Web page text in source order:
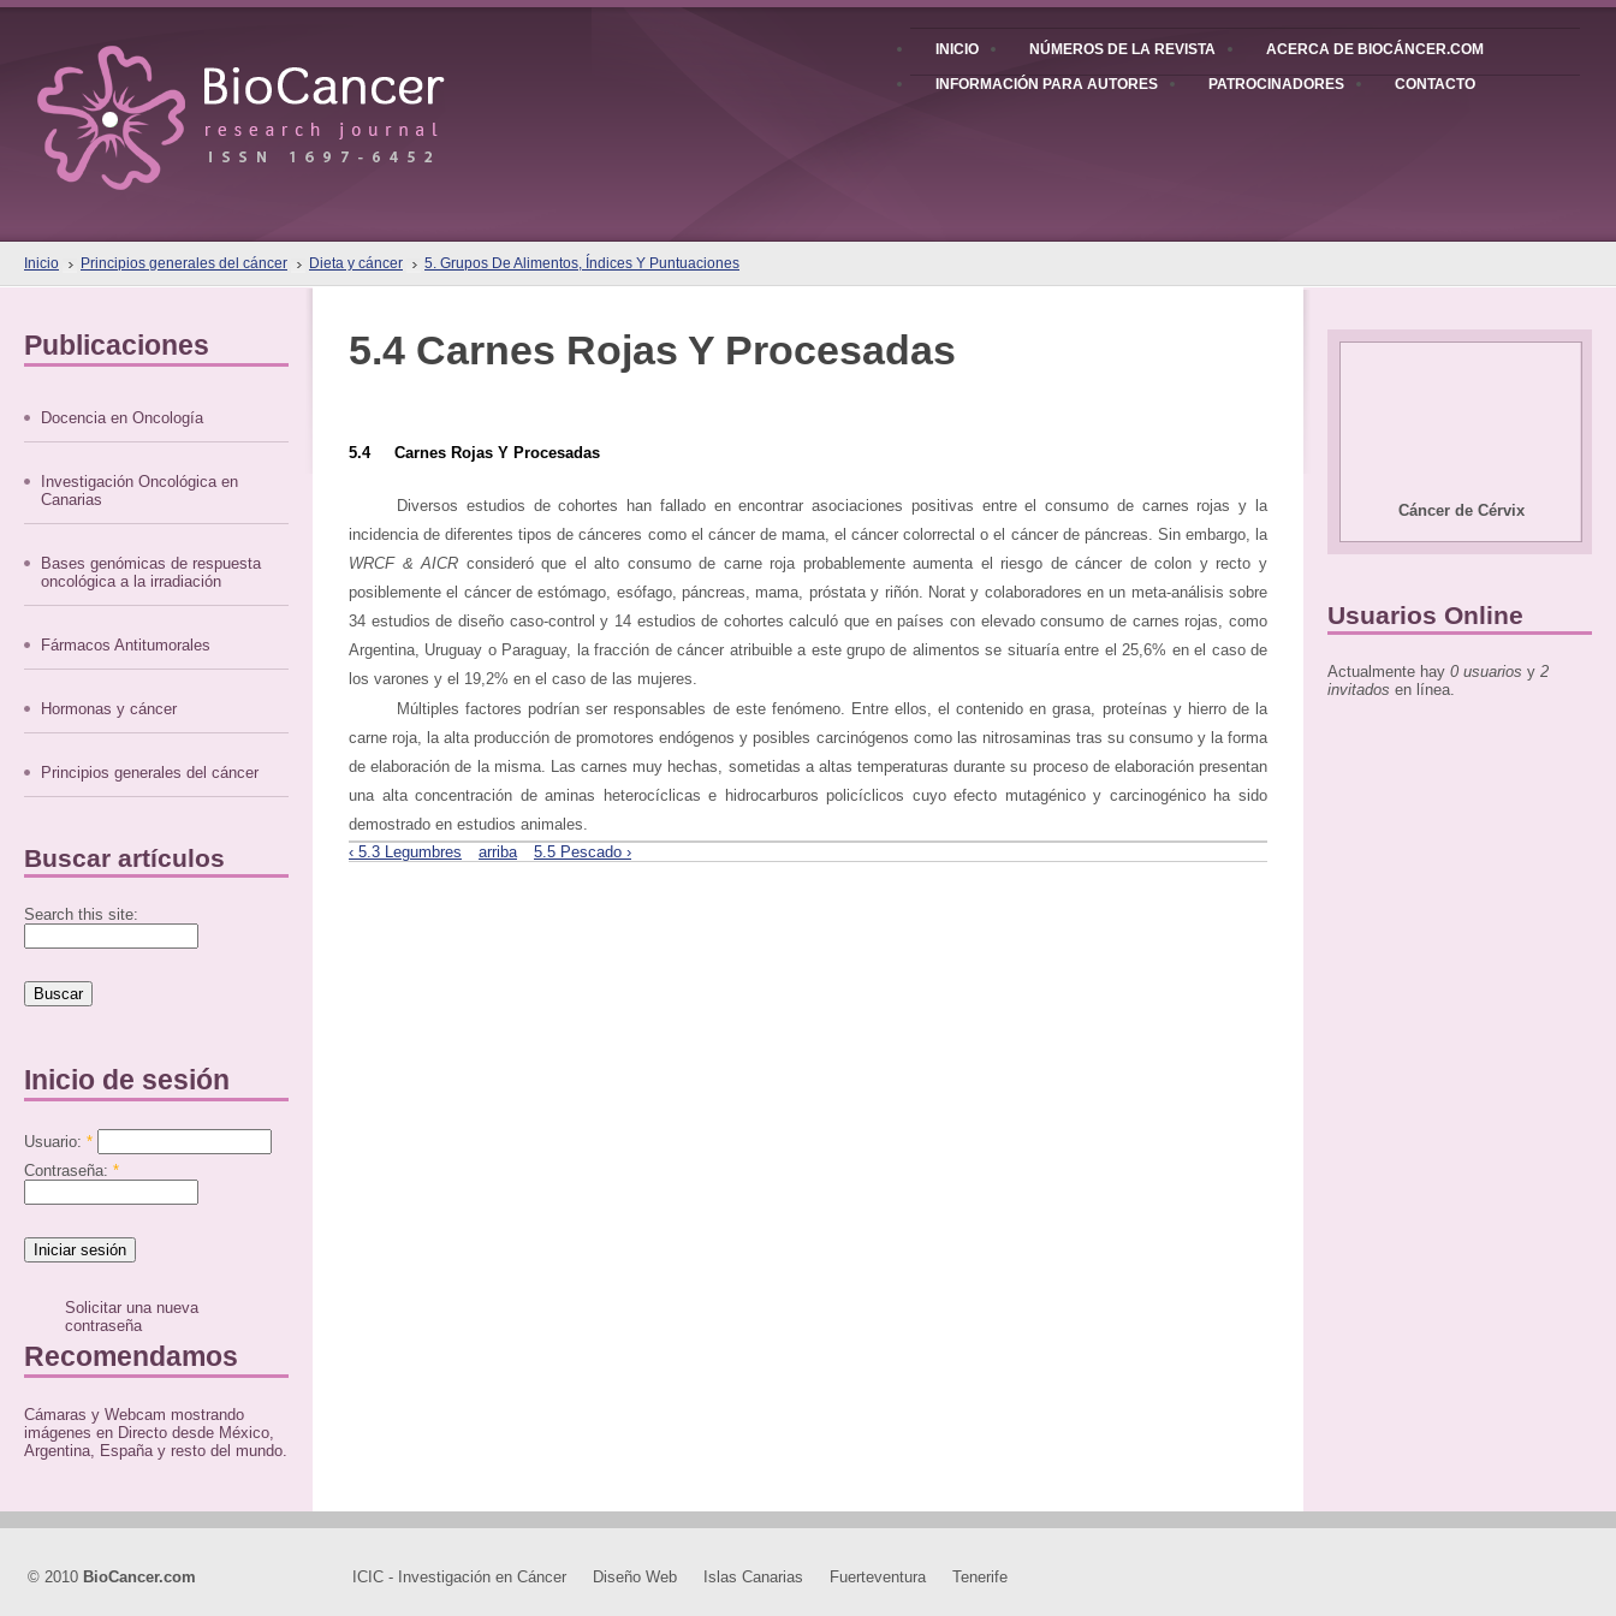
INICIO NÚMEROS DE LA REVISTA ACERCA DE BIOCÁNCER.COM
INFORMACIÓN PARA AUTORES PATROCINADORES CONTACTO
Inicio Principios generales del cáncer Dieta y cáncer 5. Grupos De Alimentos, Índices Y Puntuaciones
Publicaciones
Docencia en Oncología
Investigación Oncológica en
Canarias
Bases genómicas de respuesta
oncológica a la irradiación
Fármacos Antitumorales
Hormonas y cáncer
Principios generales del cáncer
Buscar artículos
Search this site:
Inicio de sesión
Usuario: *
Contraseña: *
Solicitar una nueva
contraseña
Recomendamos
Cámaras y Webcam mostrando
imágenes en Directo desde México,
Argentina, España y resto del mundo.
Cáncer de Cérvix
Usuarios Online
Actualmente hay 0 usuarios y 2
invitados en línea.
5.4 Carnes Rojas Y Procesadas
5.4 Carnes Rojas Y Procesadas
Diversos estudios de cohortes han fallado en encontrar asociaciones positivas entre el consumo de carnes rojas y la
incidencia de diferentes tipos de cánceres como el cáncer de mama, el cáncer colorrectal o el cáncer de páncreas. Sin embargo, la
WRCF & AICR consideró que el alto consumo de carne roja probablemente aumenta el riesgo de cáncer de colon y recto y
posiblemente el cáncer de estómago, esófago, páncreas, mama, próstata y riñón. Norat y colaboradores en un meta-análisis sobre
34 estudios de diseño caso-control y 14 estudios de cohortes calculó que en países con elevado consumo de carnes rojas, como
Argentina, Uruguay o Paraguay, la fracción de cáncer atribuible a este grupo de alimentos se situaría entre el 25,6% en el caso de
los varones y el 19,2% en el caso de las mujeres.
Múltiples factores podrían ser responsables de este fenómeno. Entre ellos, el contenido en grasa, proteínas y hierro de la
carne roja, la alta producción de promotores endógenos y posibles carcinógenos como las nitrosaminas tras su consumo y la forma
de elaboración de la misma. Las carnes muy hechas, sometidas a altas temperaturas durante su proceso de elaboración presentan
una alta concentración de aminas heterocíclicas e hidrocarburos policíclicos cuyo efecto mutagénico y carcinogénico ha sido
demostrado en estudios animales.
‹ 5.3 Legumbres
arriba 5.5 Pescado ›
© 2010 BioCancer.com ICIC - Investigación en Cáncer Diseño Web Islas Canarias Fuerteventura Tenerife